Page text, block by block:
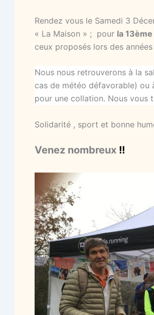
Rendez vous le Samedi 3
« La Maison » ; pour la
ceux proposés lors des
Nous nous retrouverons à la
cas de météo défavorable) ou
pour une collation. Nous vous
Solidarité , sport et bonne
Venez nombreux !!